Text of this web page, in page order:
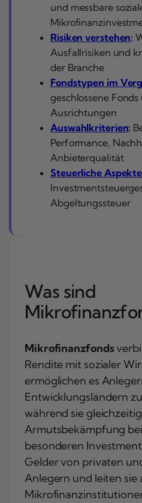
und messbare
Risiken verstehen:
Ausfallrisiken und
der Branche
Fondstypen im
geschlossene
Ausrichtungen
Auswahlkriterien:
Performance,
Anbieterqualität
Steuerliche Aspekte
Abgeltungssteuer
Was sind
Mikrofinanzfonds
Rendite mit sozialer
ermöglichen es
Entwicklungsländern
während sie
Armutsbekämpfung
besonderen
Gelder von privaten
Anlegern und leiten sie